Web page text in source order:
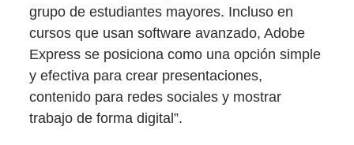
grupo de estudiantes mayores. Incluso en
cursos que usan software avanzado, Adobe
Express se posiciona como una opción simple
y efectiva para crear presentaciones,
contenido para redes sociales y mostrar
trabajo de forma digital”.